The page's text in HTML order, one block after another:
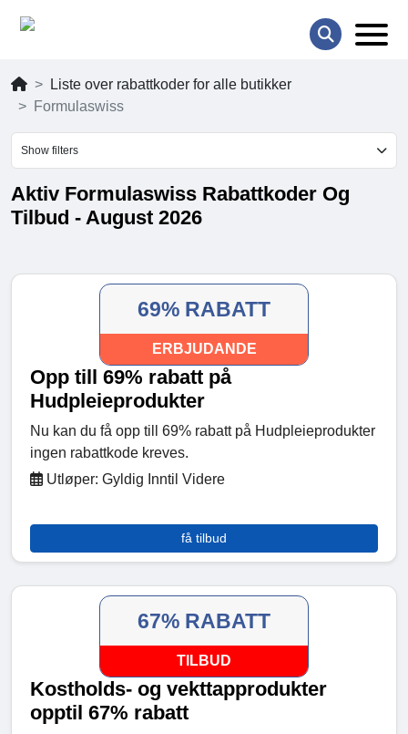
Liste over rabattkoder for alle butikker
Formulaswiss
Show filters
Aktiv Formulaswiss Rabattkoder Og
Tilbud - August 2026
69% RABATT
ERBJUDANDE
Opp till 69% rabatt på
Hudpleieprodukter
Nu kan du få opp till 69% rabatt på Hudpleieprodukter
ingen rabattkode kreves.
Utløper: Gyldig Inntil Videre
få tilbud
67% RABATT
TILBUD
Kostholds- og vekttapprodukter
opptil 67% rabatt